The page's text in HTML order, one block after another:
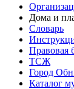
Дома и
Словарь
Правовая
ТСЖ
Город
Каталог